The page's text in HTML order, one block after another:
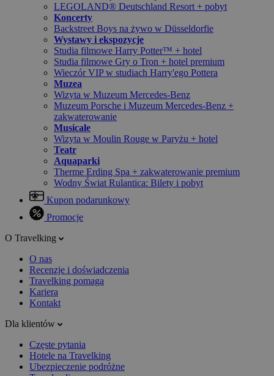
LEGOLAND® Deutschland Resort + pobyt
Koncerty
Backstreet Boys na żywo w Düsseldorfie
Wystawy i ekspozycje
Studia filmowe Harry Potter™ + hotel
Studia filmowe Gry o Tron + hotel premium
Wieczór VIP w studiach Harry'ego Pottera
Muzea
Wizyta w Muzeum Mercedes-Benz
Muzeum Porsche i Muzeum Mercedes-Benz +
zakwaterowanie
Musicale
Wizyta w Moulin Rouge w Paryżu + hotel
Teatr
Aquaparki
Therme Erding Spa + zakwaterowanie premium
Wodny Świat Rulantica: Bilety i pobyt
Kupon podarunkowy
Promocje
O Travelking
O nas
Recenzje i doświadczenia
Travelking pomaga
Kariera
Kontakt
Dla klientów
Częste pytania
Hotele na Travelking
Ubezpieczenie podróżne